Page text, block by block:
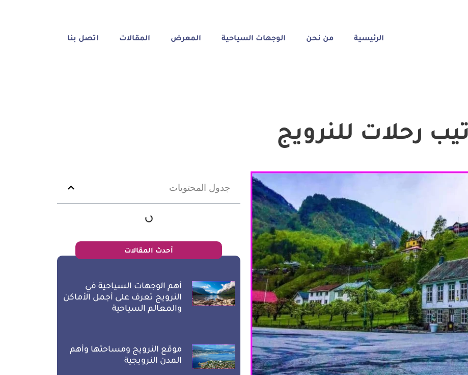
الرئيسية من نحن الوجهات السياحية المعرض المقالات اتصل بنا
رحلات للنرويج
جدول المحتويات
أحدث المقالات
أهم الوجهات السياحية في
النرويج تعرف على أجمل الأماكن
والمعالم السياحية
موقع النرويج ومساحتها وأهم
المدن النرويجية